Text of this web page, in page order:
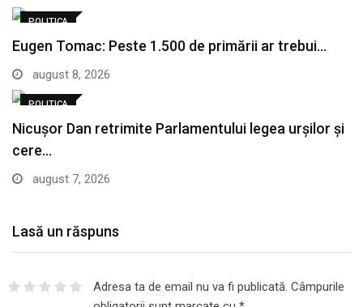
POLITICA
Eugen Tomac: Peste 1.500 de primării ar trebui…
august 8, 2026
POLITICA
Nicușor Dan retrimite Parlamentului legea urșilor și
cere…
august 7, 2026
Lasă un răspuns
Adresa ta de email nu va fi publicată. Câmpurile